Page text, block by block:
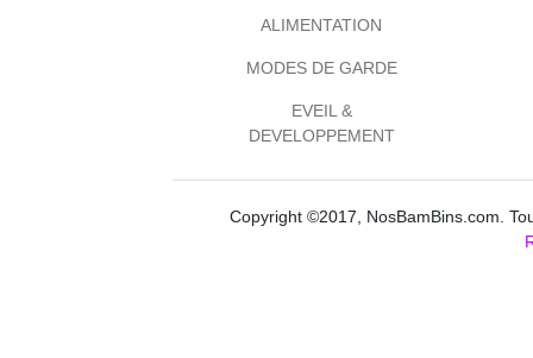
ALIMENTATION
MODES DE GARDE
EVEIL &
DEVELOPPEMENT
Copyright ©2017, NosBamBins.com.